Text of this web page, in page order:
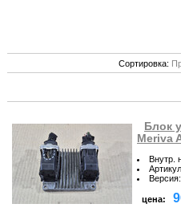
Сортировка:
Блок
Meriva
Внутр.
Артикул
Версия:
цена: